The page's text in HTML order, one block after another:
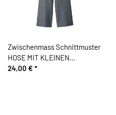
Zwischenmass Schnittmuster
HOSE MIT KLEINEN
TASCHEN
24,00 € *